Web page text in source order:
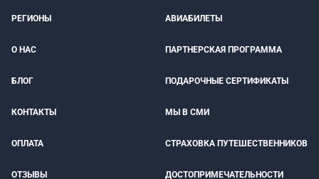
РЕГИОНЫ АВИАБИЛЕТЫ
О НАС ПАРТНЕРСКАЯ ПРОГРАММА
БЛОГ ПОДАРОЧНЫЕ СЕРТИФИКАТЫ
КОНТАКТЫ МЫ В СМИ
ОПЛАТА СТРАХОВКА ПУТЕШЕСТВЕННИКОВ
ОТЗЫВЫ ДОСТОПРИМЕЧАТЕЛЬНОСТИ